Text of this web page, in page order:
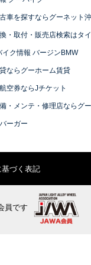
車を探すならグーネット
・取付・販売店検索はタ
イク情報 バージンBMW
ならグーホーム賃貸
空券ならJチケット
・メンテ・修理店ならグ
ーガー
づく表記
員です